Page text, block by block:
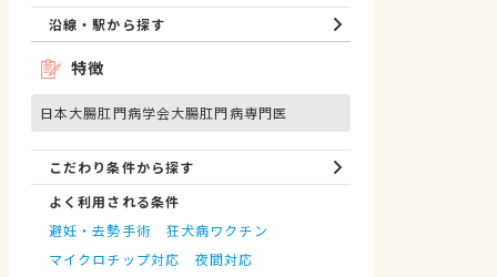
沿線・駅から探す
特徴
日本大腸肛門病学会大腸肛門病専門医
こだわり条件から探す
よく利用される条件
避妊・去勢手術
狂犬病ワクチン
マイクロチップ対応
夜間対応